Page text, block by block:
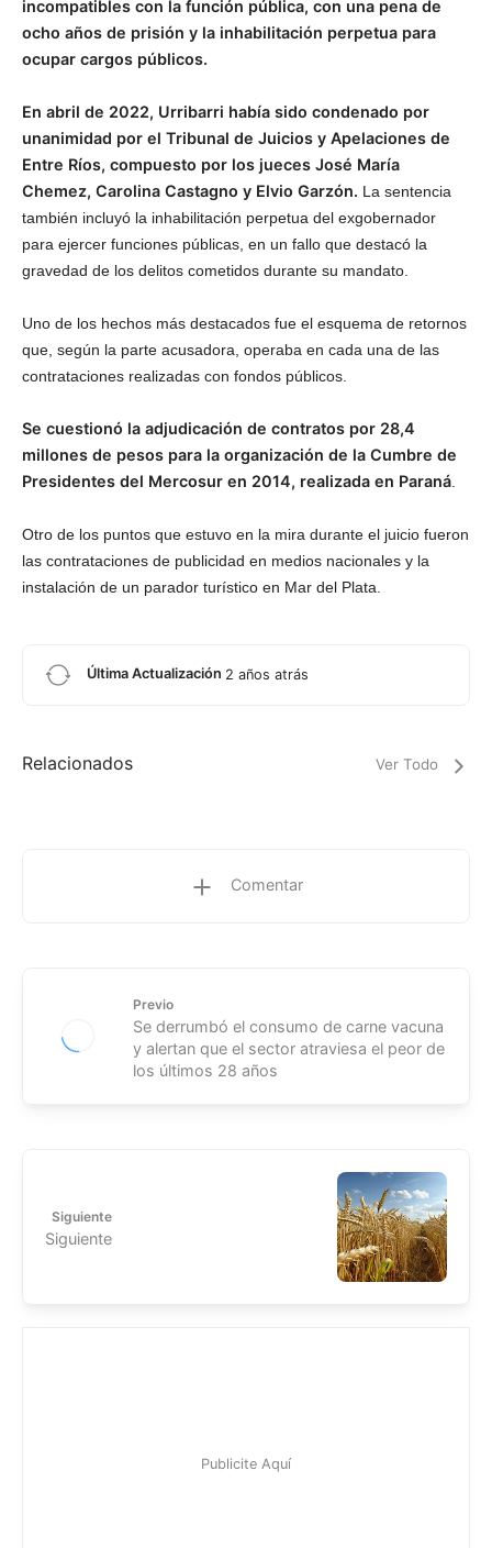
incompatibles con la función pública, con una pena de
ocho años de prisión y la inhabilitación perpetua para
ocupar cargos públicos.
En abril de 2022, Urribarri había sido condenado por
unanimidad por el Tribunal de Juicios y Apelaciones de
Entre Ríos, compuesto por los jueces José María
Chemez, Carolina Castagno y Elvio Garzón. La sentencia
también incluyó la inhabilitación perpetua del exgobernador
para ejercer funciones públicas, en un fallo que destacó la
gravedad de los delitos cometidos durante su mandato.
Uno de los hechos más destacados fue el esquema de retornos
que, según la parte acusadora, operaba en cada una de las
contrataciones realizadas con fondos públicos.
Se cuestionó la adjudicación de contratos por 28,4
millones de pesos para la organización de la Cumbre de
Presidentes del Mercosur en 2014, realizada en Paraná.
Otro de los puntos que estuvo en la mira durante el juicio fueron
las contrataciones de publicidad en medios nacionales y la
instalación de un parador turístico en Mar del Plata.
Última Actualización 2 años atrás
Relacionados Ver Todo
Comentar
Previo
Se derrumbó el consumo de carne vacuna
y alertan que el sector atraviesa el peor de
los últimos 28 años
Siguiente
Siguiente